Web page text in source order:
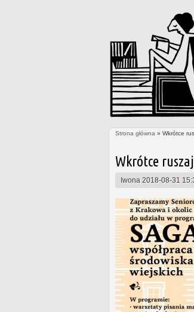
Strona główna » Wkrótce
Wkrótce
Iwona 2018-08-31